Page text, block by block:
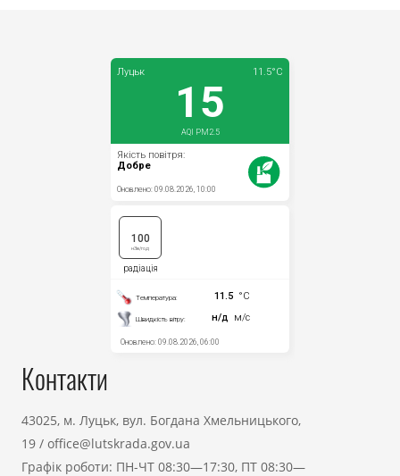
Контакти
43025, м. Луцьк, вул. Богдана Хмельницького,
19 / office@lutskrada.gov.ua
Графік роботи: ПН-ЧТ 08:30—17:30, ПТ 08:30—